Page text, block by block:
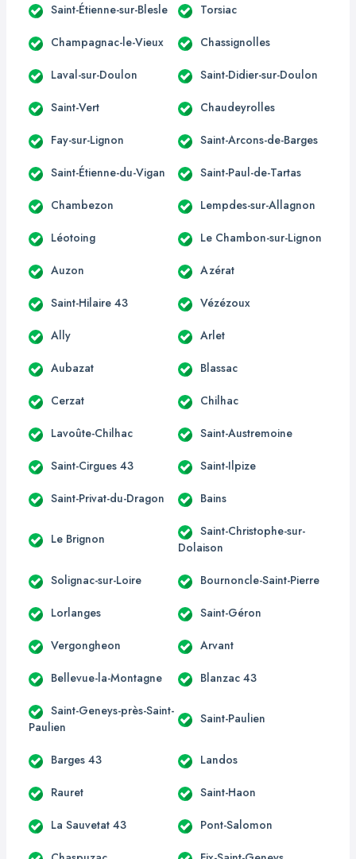
Saint-Étienne-sur-Blesle Torsiac
Champagnac-le-Vieux Chassignolles
Laval-sur-Doulon Saint-Didier-sur-Doulon
Saint-Vert Chaudeyrolles
Fay-sur-Lignon Saint-Arcons-de-Barges
Saint-Étienne-du-Vigan Saint-Paul-de-Tartas
Chambezon Lempdes-sur-Allagnon
Léotoing Le Chambon-sur-Lignon
Auzon Azérat
Saint-Hilaire 43 Vézézoux
Ally Arlet
Aubazat Blassac
Cerzat Chilhac
Lavoûte-Chilhac Saint-Austremoine
Saint-Cirgues 43 Saint-Ilpize
Saint-Privat-du-Dragon Bains
Le Brignon
Saint-Christophe-sur-
Dolaison
Solignac-sur-Loire Bournoncle-Saint-Pierre
Lorlanges Saint-Géron
Vergongheon Arvant
Bellevue-la-Montagne Blanzac 43
Saint-Geneys-près-Saint-
Paulien
Saint-Paulien
Barges 43 Landos
Rauret Saint-Haon
La Sauvetat 43 Pont-Salomon